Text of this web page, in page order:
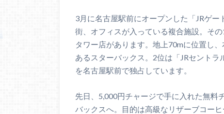
3月に名古屋駅前にオープンした「JRゲ
街、オフィスが入っている複合施設。そ
タワー店があります。地上70mに位置し
あるスターバックス。2位は「JRセント
を名古屋駅前で独占しています。
先日、5,000円チャージで手に入れた無料
バックスへ。目的は高級なリザーブコー